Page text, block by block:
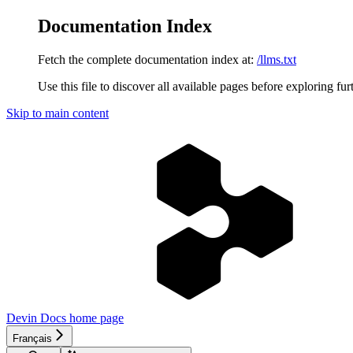
Documentation Index
Fetch the complete documentation index at: /llms.txt
Use this file to discover all available pages before exploring
Skip to main content
Devin Docs home page
Français